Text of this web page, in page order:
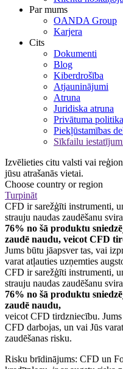
Par mums
OANDA Group
Karjera
Cits
Dokumenti
Blog
Kiberdrošība
Atjauninājumi
Atruna
Juridiska atruna
Privātuma politika
Piekļūstamības
Sīkfailu
Izvēlieties citu valsti vai
jūsu atrašanās vietai.
Choose country or region
Turpināt
CFD ir sarežģīti instrumenti,
strauju naudas zaudēšanu
76% no šā produktu
zaudē naudu, veicot CFD
Jums būtu jāapsver tas, vai
varat atļauties uzņemties
CFD ir sarežģīti instrumenti,
strauju naudas zaudēšanu
76% no šā produktu
zaudē naudu,
veicot CFD tirdzniecību.
CFD darbojas, un vai Jūs
zaudēšanas risku.
Risku brīdinājums: CFD un